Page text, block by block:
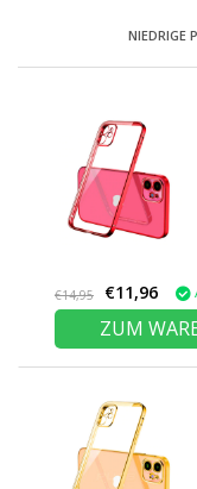
NIEDRIGE
€14,95 €11,96
ZUM